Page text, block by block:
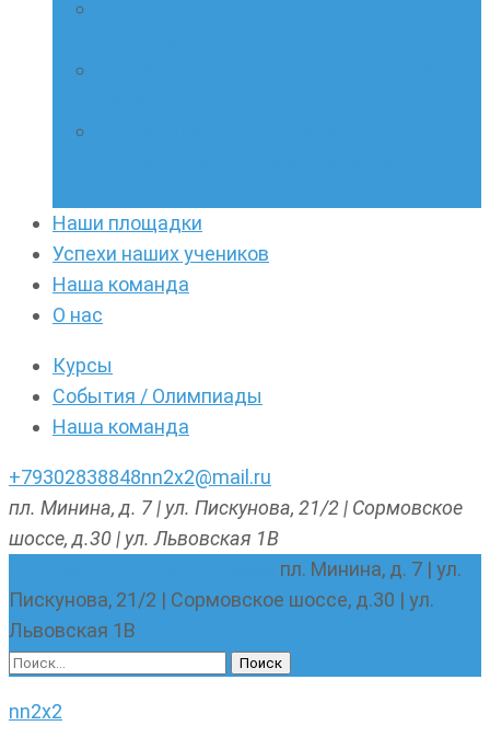
Наши площадки
Успехи наших учеников
Наша команда
О нас
Курсы
События / Олимпиады
Наша команда
+79302838848nn2x2@mail.ru
пл. Минина, д. 7 | ул. Пискунова, 21/2 | Сормовское
шоссе, д.30 | ул. Львовская 1В
пл. Минина, д. 7 | ул.
Пискунова, 21/2 | Сормовское шоссе, д.30 | ул.
Львовская 1В
Найти:
nn2x2